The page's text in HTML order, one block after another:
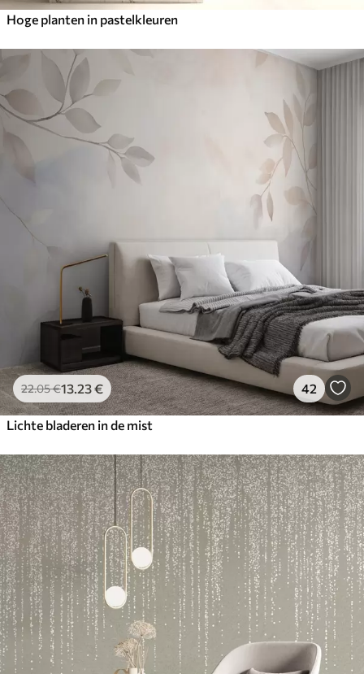
Hoge planten in pastelkleuren
22.05€13 .23€ 42
Lichte bladeren in de mist